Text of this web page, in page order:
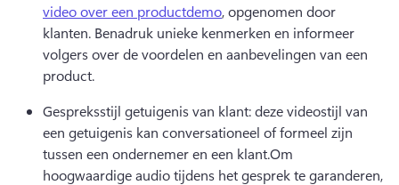
video over een productdemo, opgenomen door
klanten. Benadruk unieke kenmerken en informeer
volgers over de voordelen en aanbevelingen van een
product.
Gespreksstijl getuigenis van klant: deze videostijl van
een getuigenis kan conversationeel of formeel zijn
tussen een ondernemer en een klant.Om
hoogwaardige audio tijdens het gesprek te garanderen,